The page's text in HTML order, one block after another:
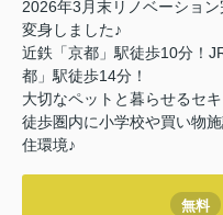
2026年3月末リノベーショ
変身しました♪
近鉄「京都」駅徒歩10分！
都」駅徒歩14分！
大切なペットと暮らせるセ
徒歩圏内に小学校や買い物
住環境♪
無料